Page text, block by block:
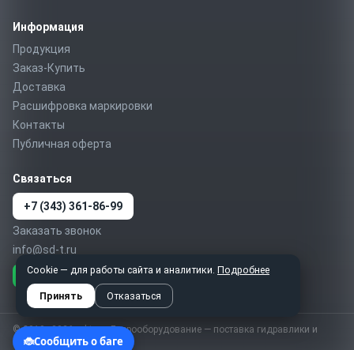
Информация
Продукция
Заказ-Купить
Доставка
Расшифровка маркировки
Контакты
Публичная оферта
Связаться
+7 (343) 361-86-99
Заказать звонок
info@sd-t.ru
WhatsApp Telegram MAX
© 2010–2026 sd-t.ru · Гидрооборудование — поставка гидравлики и
пневматики по России
Cookie — для работы сайта и аналитики. Подробнее
Принять Отказаться